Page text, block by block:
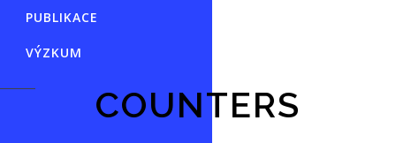
PUBLIKACE
VÝZKUM
COUNTERS